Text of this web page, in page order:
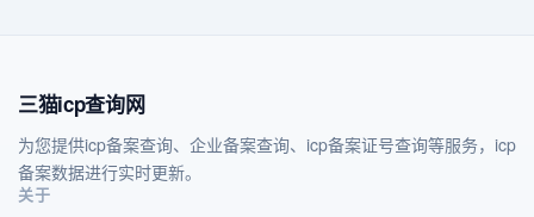
三猫icp查询网
为您提供icp备案查询、企业备案查询、icp备案证号查询等服务，icp
备案数据进行实时更新。
关于